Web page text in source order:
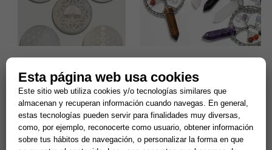
GRABADO. MODELOS
SURTIDOS (15 cm.)
Gran capacidad para la
limpieza de minerales y
energias negativas.
Propiedades purificantes y
protectoras....
7,90 €
Comprar
7 CHAKRAS Y PUNTA MINERAL
(MINERALES SURTIDOS)
Lleva contigo un poderoso
amuleto de armonía y
protección que combina la
fuerza de la naturaleza con el
poder ...
5,90 €
Comprar
Esta página web usa cookies
Este sitio web utiliza cookies y/o tecnologías similares que
almacenan y recuperan información cuando navegas. En general,
estas tecnologías pueden servir para finalidades muy diversas,
como, por ejemplo, reconocerte como usuario, obtener información
sobre tus hábitos de navegación, o personalizar la forma en que